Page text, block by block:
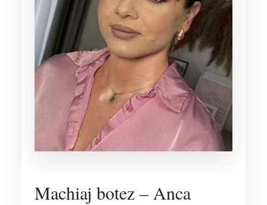
Machiaj botez – Anca